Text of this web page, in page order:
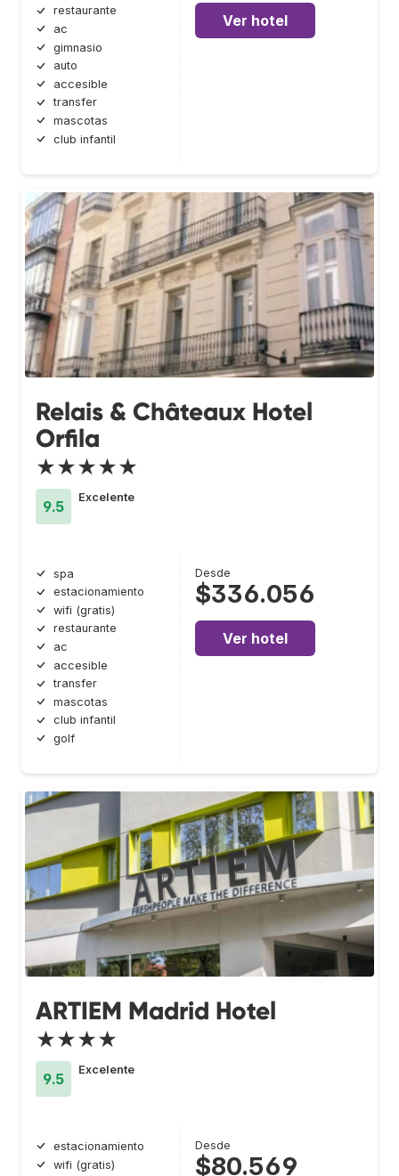
restaurante
ac
gimnasio
auto
accesible
transfer
mascotas
club infantil
Ver hotel
Relais & Châteaux Hotel
Orfila
★★★★★
9.5
Excelente
spa
estacionamiento
wifi (gratis)
restaurante
ac
accesible
transfer
mascotas
club infantil
golf
Desde
$336.056
Ver hotel
ARTIEM Madrid Hotel
★★★★
9.5
Excelente
estacionamiento
wifi (gratis)
Desde
$80.569